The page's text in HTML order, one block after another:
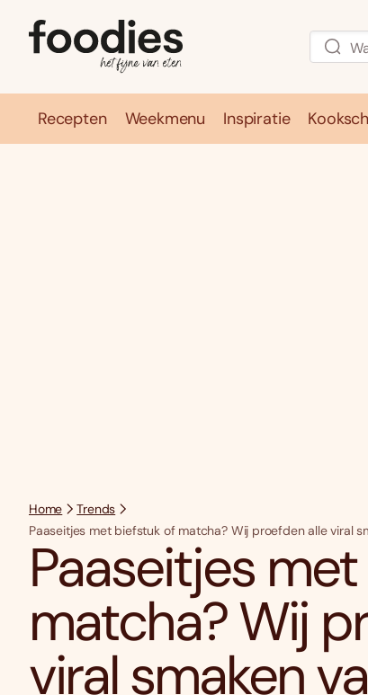
Recepten Weekmenu Inspiratie
Home
Trends
Paaseitjes met biefstuk of matcha? Wij proefden alle viral
Paaseitjes
matcha? Wij
viral smaken